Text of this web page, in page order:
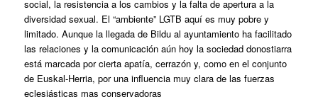
social, la resistencia a los cambios y la falta de apertura a la
diversidad sexual. El “ambiente” LGTB aquí es muy pobre y
limitado. Aunque la llegada de Bildu al ayuntamiento ha facilitado
las relaciones y la comunicación aún hoy la sociedad donostiarra
está marcada por cierta apatía, cerrazón y, como en el conjunto
de Euskal-Herria, por una influencia muy clara de las fuerzas
eclesiásticas mas conservadoras